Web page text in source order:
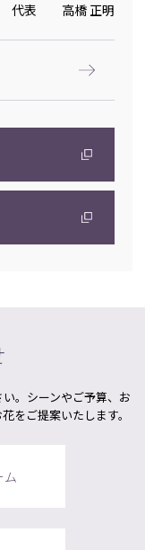
代表 高橋 正明
。シーンやご予算、お
をご提案いたします。
ム